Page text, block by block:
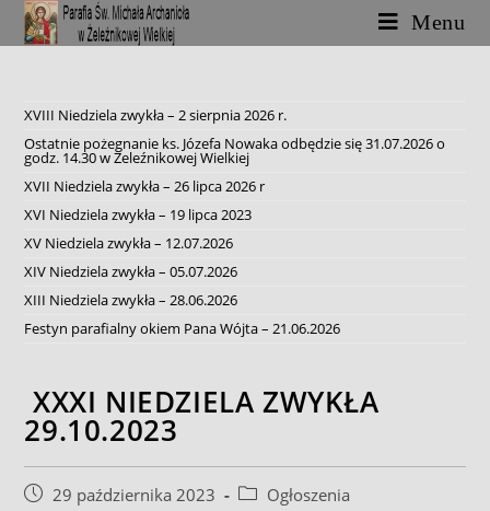
Skip
content
Menu
XVIII Niedziela zwykła – 2 sierpnia 2026 r.
Ostatnie pożegnanie ks. Józefa Nowaka odbędzie się 31.07.2026 o
godz. 14.30 w Żeleźnikowej Wielkiej
XVII Niedziela zwykła – 26 lipca 2026 r
XVI Niedziela zwykła – 19 lipca 2023
XV Niedziela zwykła – 12.07.2026
XIV Niedziela zwykła – 05.07.2026
XIII Niedziela zwykła – 28.06.2026
Festyn parafialny okiem Pana Wójta – 21.06.2026
XXXI NIEDZIELA ZWYKŁA
29.10.2023
Post29 października 2023
PostOgłoszenia